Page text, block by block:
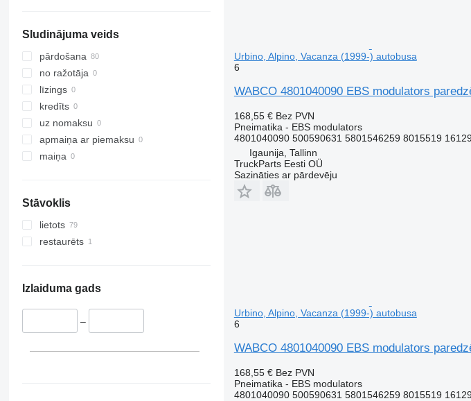
Sludinājuma veids
pārdošana
no ražotāja
līzings
kredīts
uz nomaksu
apmaiņa ar piemaksu
maiņa
Stāvoklis
lietots
restaurēts
Izlaiduma gads
–
Urbino, Alpino, Vacanza (1999-) autobusa
6
WABCO 4801040090 EBS modulators
168,55 € Bez PVN
Pneimatika - EBS modulators
4801040090 500590631 5801546259 8015519
Igaunija, Tallinn
TruckParts Eesti OÜ
Sazināties ar pārdevēju
Urbino, Alpino, Vacanza (1999-) autobusa
6
WABCO 4801040090 EBS modulators
168,55 € Bez PVN
Pneimatika - EBS modulators
4801040090 500590631 5801546259 8015519